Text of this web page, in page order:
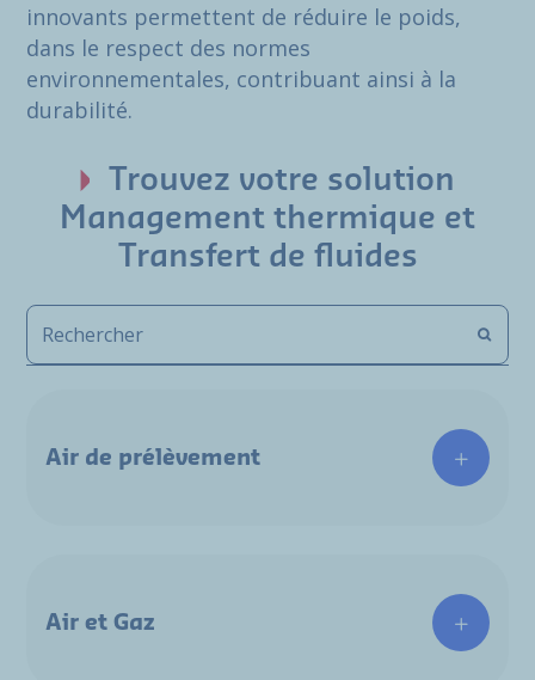
innovants permettent de réduire le poids,
dans le respect des normes
environnementales, contribuant ainsi à la
durabilité.
Trouvez votre solution
Management thermique et
Transfert de fluides
Air de prélèvement
Air et Gaz